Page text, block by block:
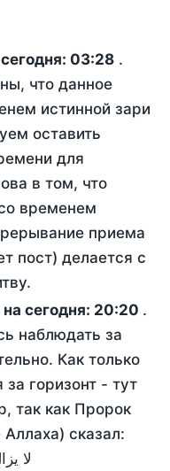
03:28 .
что данное
истинной зари
оставить
для
в том, что
временем
приема
пост) делается с
сегодня: 20:20 .
наблюдать за
Как только
горизонт - тут
так как Пророк
сказал:
لا